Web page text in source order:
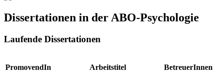
Dissertationen in der ABO-Psychologie
Laufende Dissertationen
PromovendIn Arbeitstitel BetreuerInnen